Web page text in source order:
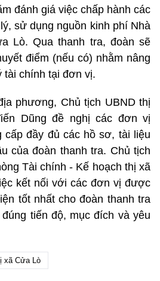
đánh giá việc chấp hành các
sử dụng nguồn kinh phí Nhà
Lò. Qua thanh tra, đoàn sẽ
điểm (nếu có) nhằm nâng
tài chính tại đơn vị.
phương, Chủ tịch UBND thị
Dũng đề nghị các đơn vị
cấp đầy đủ các hồ sơ, tài liệu
của đoàn thanh tra. Chủ tịch
Tài chính - Kế hoạch thị xã
kết nối với các đơn vị được
tốt nhất cho đoàn thanh tra
tiến độ, mục đích và yêu
xã Cửa Lò